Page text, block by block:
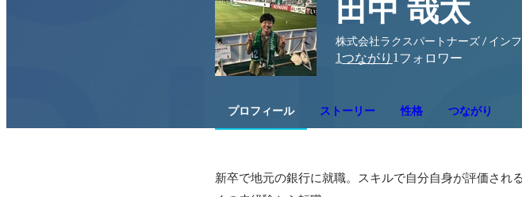
田中 哉太
株式会社ラクスパートナーズ / イン
1つながり 1 フォロワー
プロフィール ストーリー 性格 つながり
新卒で地元の銀行に就職。スキルで自分自身が評価され